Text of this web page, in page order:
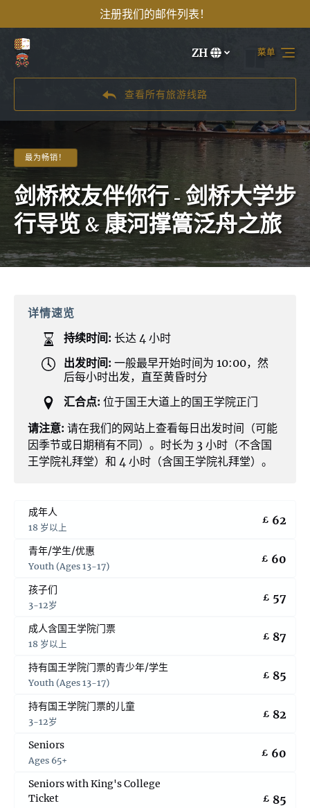
注册我们的邮件列表！
择
的
语
言
ZH
查看所有旅游线路
菜单
最为畅销！
剑桥校友伴你行 - 剑桥大学步
行导览 & 康河撑篙泛舟之旅
详情速览
持续时间: 长达 4 小时
出发时间: 一般最早开始时间为 10:00，然
后每小时出发，直至黄昏时分
汇合点: 位于国王大道上的国王学院正门
请注意: 请在我们的网站上查看每日出发时间（可能
因季节或日期稍有不同）。时长为 3 小时（不含国
王学院礼拜堂）和 4 小时（含国王学院礼拜堂）。
成年人
18 岁以上
£ 62
青年/学生/优惠
Youth (Ages 13-17)
£ 60
孩子们
3-12岁
£ 57
成人含国王学院门票
18 岁以上
£ 87
持有国王学院门票的青少年/学生
Youth (Ages 13-17)
£ 85
持有国王学院门票的儿童
3-12岁
£ 82
Seniors
Ages 65+
£ 60
Seniors with King's College
Ticket
£ 85